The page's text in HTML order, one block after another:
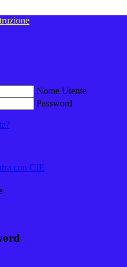
Nome Utente
Password
con CIE